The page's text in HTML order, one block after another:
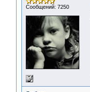
Сообщений: 7250